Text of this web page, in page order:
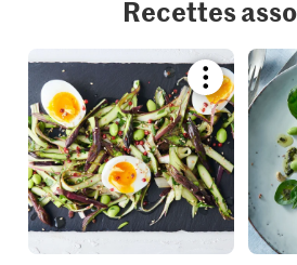
Recettes
Bookmark
recipe
or
add
it
to
your
collections.